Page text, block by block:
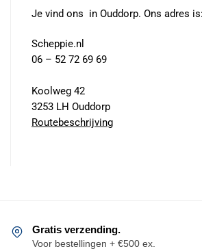
Je vind ons in Ouddorp. Ons adres is:
Scheppie.nl
06 – 52 72 69 69
Koolweg 42
3253 LH Ouddorp
Routebeschrijving
Gratis verzending.
Voor bestellingen + €500 ex.